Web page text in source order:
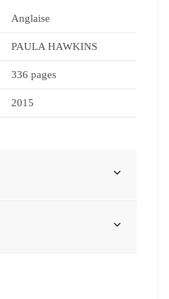
Anglaise
PAULA HAWKINS
336 pages
2015